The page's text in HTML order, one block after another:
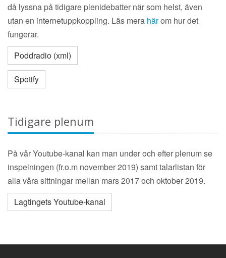
då lyssna på tidigare plenidebatter när som helst, även
utan en internetuppkoppling. Läs mera härom hur det
fungerar.
Poddradio (xml)
Spotify
Tidigare plenum
På vår Youtube-kanal kan man under och efter plenum se
inspelningen (fr.o.m november 2019) samt talarlistan för
alla våra sittningar mellan mars 2017 och oktober 2019.
Lagtingets Youtube-kanal